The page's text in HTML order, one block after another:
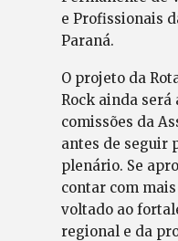
e Profissionais
Paraná.
O projeto da
Rock ainda será
comissões da
antes de seguir
plenário. Se
contar com
voltado ao
regional e da